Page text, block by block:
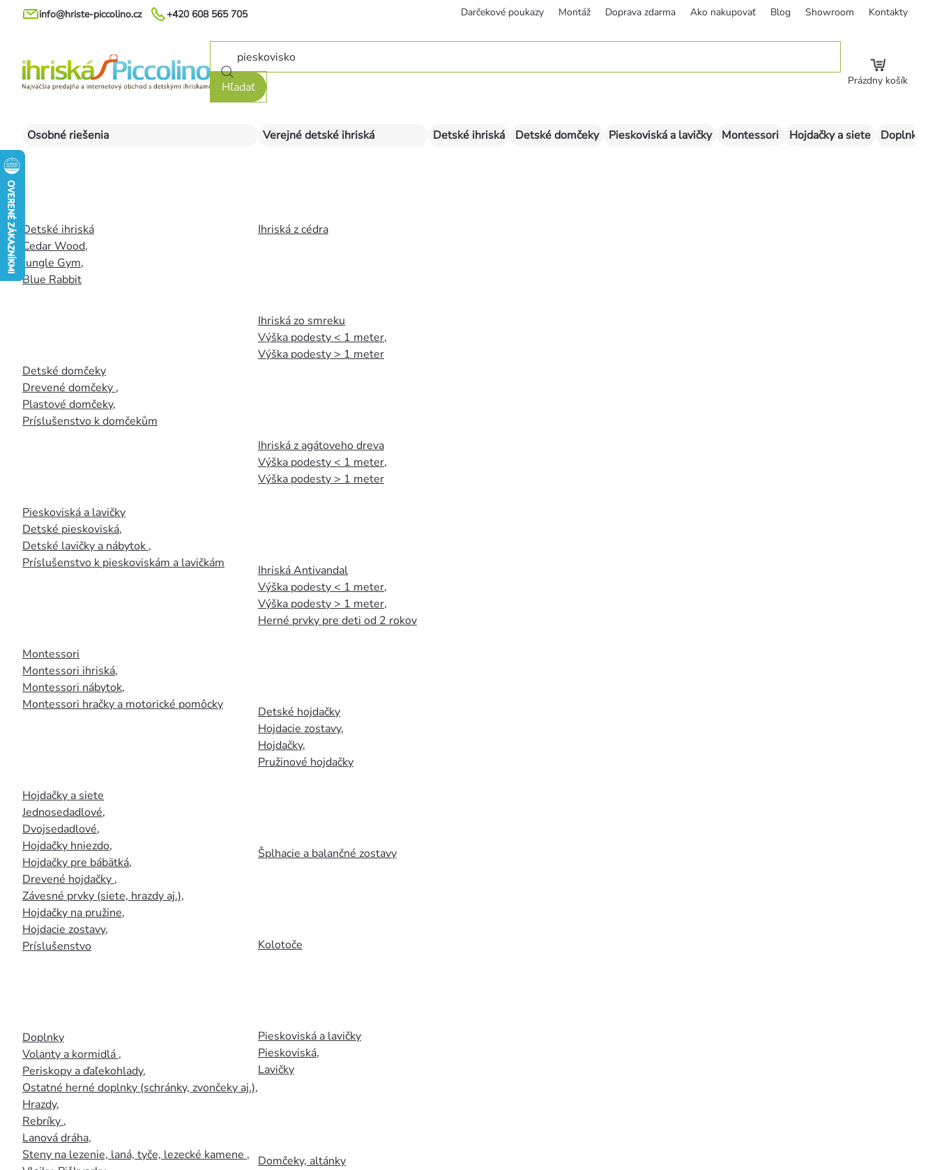
Prejsť
+420 608 565 705
info@hriste-piccolino.cz Darčekové poukazy Montáž Doprava zdarma Ako nakupovať Blog Showroom Kontakty
Hľadať Prázdny košík
Osobné riešenia
Detské ihriská
Cedar Wood,
Jungle Gym,
Blue Rabbit
Detské domčeky
Drevené domčeky ,
Plastové domčeky,
Príslušenstvo k domčekům
Pieskoviská a lavičky
Detské pieskoviská,
Detské lavičky a nábytok ,
Príslušenstvo k pieskoviskám a lavičkám
Montessori
Montessori ihriská,
Montessori nábytok,
Montessori hračky a motorické pomôcky
Hojdačky a siete
Jednosedadlové,
Dvojsedadlové,
Hojdačky hniezdo,
Hojdačky pre bábätká,
Drevené hojdačky ,
Závesné prvky (siete, hrazdy aj.),
Hojdačky na pružine,
Hojdacie zostavy,
Príslušenstvo
Doplnky
Volanty a kormidlá ,
Periskopy a ďaľekohlady,
Ostatné herné doplnky (schránky, zvončeky aj.),
Hrazdy,
Rebríky ,
Lanová dráha,
Steny na lezenie, laná, tyče, lezecké kamene ,
Verejné detské ihriská
Ihriská z cédra
Ihriská zo smreku
Výška podesty < 1 meter,
Výška podesty > 1 meter
Ihriská z agátoveho dreva
Výška podesty < 1 meter,
Výška podesty > 1 meter
Ihriská Antivandal
Výška podesty < 1 meter,
Výška podesty > 1 meter,
Herné prvky pre deti od 2 rokov
Detské hojdačky
Hojdacie zostavy,
Hojdačky,
Pružinové hojdačky
Šplhacie a balančné zostavy
Kolotoče
Pieskoviská a lavičky
Pieskoviská,
Lavičky
Domčeky, altánky
Detské ihriská Detské domčeky Pieskoviská a lavičky Montessori Hojdačky a siete Doplnky